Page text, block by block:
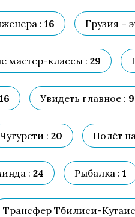
: 16 Грузия –
мастер-классы : 29
16 Увидеть главное :
Чугурети : 20 Полёт
: 24 Рыбалка : 1
Трансфер Тбилиси-